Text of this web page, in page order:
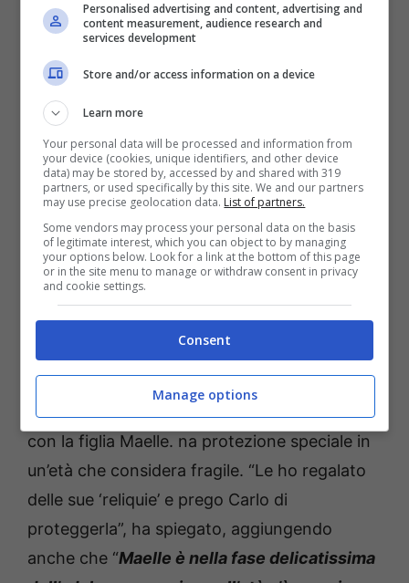
Il volto de La Prova del Cuoco ha deciso di
spiegare ai fan il regalo fatto a suo figlio.
“Poco prima di dovermi operare per una cisti
telefono in continuazione”, ha ricordato. L
62enne ha spiegato che questo miracolo
non era dedicato a lei,ma è stato comunque
un qualcosa di confortevole in un momento
assai difficile della sua vita.
Stando alle sue parole, Antonella prega con
regolarità e sente questa figura molto vicina e
paterna. Solo in quel momento, scopriremo
chi si cela dietro la maschera: nel frattempo,
questo riferimento lo ha iniziato a condividere
con la figlia Maelle. na protezione speciale in
un’età che considera fragile. “Le ho regalato
delle sue ‘reliquie’ e prego Carlo di
proteggerla”, ha spiegato, aggiungendo
anche che “Maelle è nella fase delicatissima
Personalised advertising and content, advertising and
content measurement, audience research and
services development
Store and/or access information on a device
Learn more
Your personal data will be processed and information from
your device (cookies, unique identifiers, and other device
data) may be stored by, accessed by and shared with 319
partners, or used specifically by this site. We and our partners
may use precise geolocation data. List of partners.
Some vendors may process your personal data on the basis
of legitimate interest, which you can object to by managing
your options below. Look for a link at the bottom of this page
or in the site menu to manage or withdraw consent in privacy
and cookie settings.
Consent
Manage options